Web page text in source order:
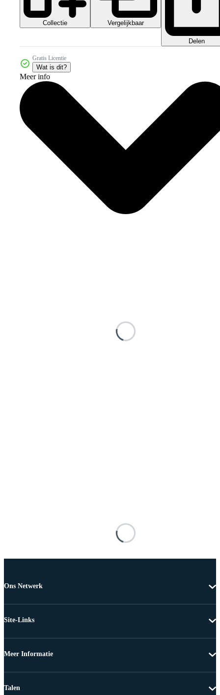
Collectie Vergelijkbaar
Delen
Gratis Licentie
Wat is dit?
Meer info
Ons Netwerk
Site-Links
Meer Informatie
Talen